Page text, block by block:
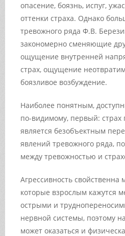
опасение, боязнь, испуг,
оттенки страха. Однако
тревожного ряда Ф.В.
закономерно сменяющие
ощущение внутренней
страх, ощущение
боязливое возбуждение.
Наиболее понятным,
по-видимому, первый: страх
является безобъектным
явлений тревожного ряда,
между тревожностью и
Агрессивность
которые взрослым кажутся
острыми и
нервной системы, поэтому
может оказаться и